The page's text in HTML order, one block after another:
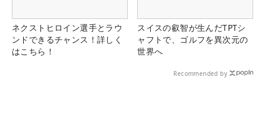
ネクストヒロイン選手とラウ
ンドできるチャンス！詳しく
はこちら！
スイスの叡智が生んだTPTシ
ャフトで、ゴルフを異次元の
世界へ
Recommended by